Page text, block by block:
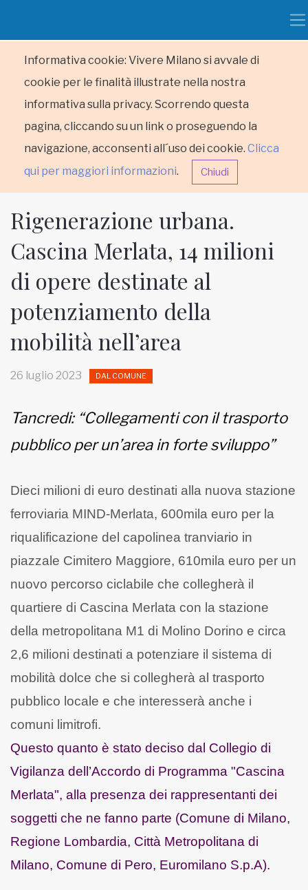
Informativa cookie: Vivere Milano si avvale di
cookie per le finalità illustrate nella nostra
informativa sulla privacy. Scorrendo questa
pagina, cliccando su un link o proseguendo la
navigazione, acconsenti all´uso dei cookie. Clicca
qui per maggiori informazioni. Chiudi
HOME
RUBRICHE
MUNICIPI
Inviateci le vostre segnalazioni
Iscriviti alla newsletter
Bernardis
EDB edizioni - Via Brivio angolo C.
Imbonati, 89 20159 Milano (Italia)
Informativa sulla privacy
Rigenerazione urbana.
Cascina Merlata, 14 milioni
di opere destinate al
potenziamento della
mobilità nell’area
26 luglio 2023 DAL COMUNE
Tancredi: “Collegamenti con il trasporto
pubblico per un’area in forte sviluppo”
Dieci milioni di euro destinati alla nuova stazione
ferroviaria MIND-Merlata, 600mila euro per la
riqualificazione del capolinea tranviario in
piazzale Cimitero Maggiore, 610mila euro per un
nuovo percorso ciclabile che collegherà il
quartiere di Cascina Merlata con la stazione
della metropolitana M1 di Molino Dorino e circa
2,6 milioni destinati a potenziare il sistema di
mobilità dolce che si collegherà al trasporto
pubblico locale e che interesserà anche i
comuni limitrofi.
Questo quanto è stato deciso dal Collegio di
Vigilanza dell’Accordo di Programma "Cascina
Merlata", alla presenza dei rappresentanti dei
soggetti che ne fanno parte (Comune di Milano,
Regione Lombardia, Città Metropolitana di
Milano, Comune di Pero, Euromilano S.p.A).